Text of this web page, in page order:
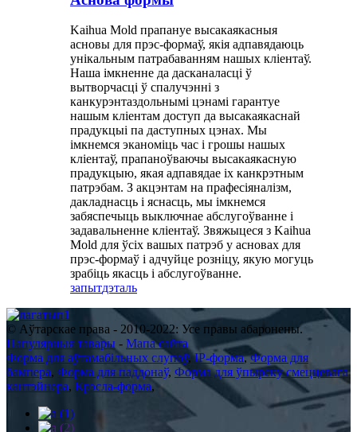
Kaihua Mold прапануе высакаякасныя
асновы для прэс-формаў, якія адпавядаюць
унікальным патрабаванням нашых кліентаў.
Наша імкненне да дасканаласці ў
вытворчасці ў спалучэнні з
канкурэнтаздольнымі цэнамі гарантуе
нашым кліентам доступ да высакаякаснай
прадукцыі па даступных цэнах. Мы
імкнемся эканоміць час і грошы нашых
кліентаў, прапаноўваючы высакаякасную
прадукцыю, якая адпавядае іх канкрэтным
патрэбам. З акцэнтам на прафесіяналізм,
дакладнасць і яснасць, мы імкнемся
забяспечыць выключнае абслугоўванне і
задавальненне кліентаў. Звяжыцеся з Kaihua
Mold для ўсіх вашых патрэб у асновах для
прэс-формаў і адчуйце розніцу, якую могуць
зрабіць якасць і абслугоўванне.
запытдэталь
© Аўтарскае права - 2010-2022: Усе правы абаронены.
Папулярныя тавары - Мапа сайта
Форма для аўтамабільных слупоў,IP-форма,Форма для
бампера, Форма для паддонаў, Форма для ўпырску смеццевага
кантэйнера, Крэсла-форма,